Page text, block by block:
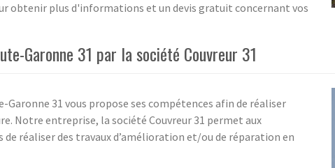
obtenir plus d'informations et un devis gratuit concernant vos
Garonne 31 par la société Couvreur 31
31 vous propose ses compétences afin de réaliser
Notre entreprise, la société Couvreur 31 permet aux
réaliser des travaux d’amélioration et/ou de réparation en